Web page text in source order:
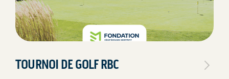
TOURNOI DE GOLF RBC